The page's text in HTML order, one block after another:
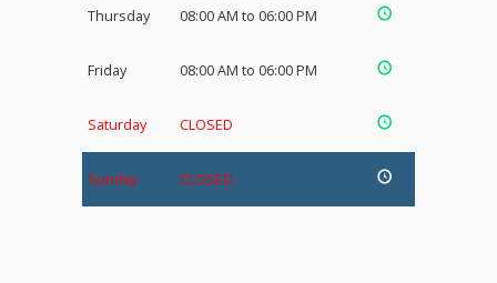
Thursday 08:00 AM to 06:00 PM
Friday 08:00 AM to 06:00 PM
Saturday CLOSED
Sunday CLOSED